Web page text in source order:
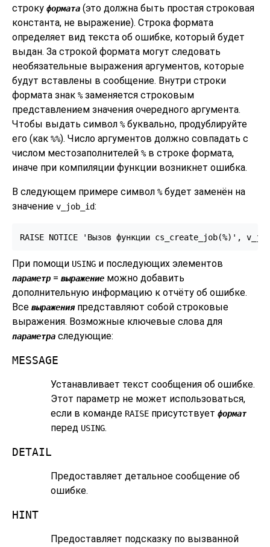
строку формата (это должна быть простая строковая
константа, не выражение). Строка формата
определяет вид текста об ошибке, который будет
выдан. За строкой формата могут следовать
необязательные выражения аргументов, которые
будут вставлены в сообщение. Внутри строки
формата знак %заменяется строковым
представлением значения очередного аргумента.
Чтобы выдать символ %буквально, продублируйте
его (как %%). Число аргументов должно совпадать с
числом местозаполнителей %в строке формата,
иначе при компиляции функции возникнет ошибка.
В следующем примере символ %будет заменён на
значение v_job_id:
RAISE NOTICE 'Вызов функции cs_create_job(%)',
При помощи USING и последующих элементов
параметр = выражение можно добавить
дополнительную информацию к отчёту об ошибке.
Все выраженияпредставляют собой строковые
выражения. Возможные ключевые слова для
параметра следующие:
MESSAGE
Устанавливает текст сообщения об ошибке.
Этот параметр не может использоваться,
если в команде RAISE присутствует формат
перед USING.
DETAIL
Предоставляет детальное сообщение об
ошибке.
HINT
Предоставляет подсказку по вызванной